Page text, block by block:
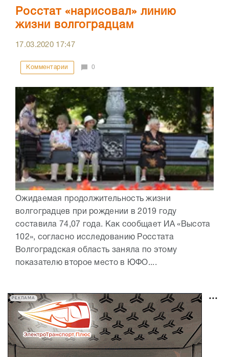
Росстат «нарисовал» линию
жизни волгоградцам
17.03.2020 17:47
Комментарии 0
Ожидаемая продолжительность жизни
волгоградцев при рождении в 2019 году
составила 74,07 года. Как сообщает ИА «Высота
102», согласно исследованию Росстата
Волгоградская область заняла по этому
показателю второе место в ЮФО....
РЕКЛАМА